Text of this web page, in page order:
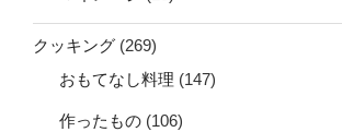
クッキング (269)
おもてなし料理 (147)
作ったもの (106)